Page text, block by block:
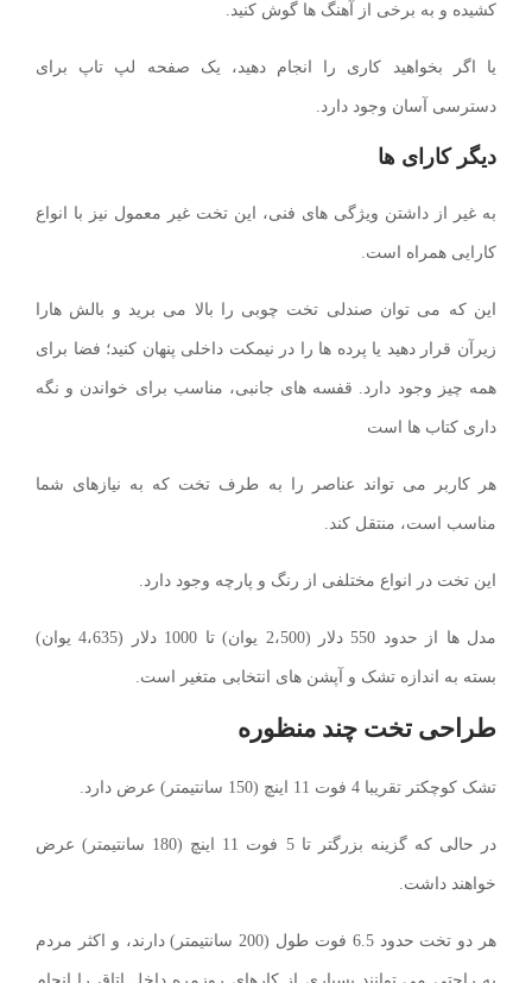
کشیده و به برخی از آهنگ ها گوش کنید.
یا اگر بخواهید کاری را انجام دهید، یک صفحه لپ تاپ برای
دسترسی آسان وجود دارد.
دیگر کارای ها
به غیر از داشتن ویژگی های فنی، این تخت غیر معمول نیز با انواع
کارایی همراه است.
این که می توان صندلی تخت چوبی را بالا می برید و بالش هارا
زیرآن قرار دهید یا پرده ها را در نیمکت داخلی پنهان کنید؛ فضا برای
همه چیز وجود دارد. قفسه های جانبی، مناسب برای خواندن و نگه
داری کتاب ها است
هر کاربر می تواند عناصر را به طرف تخت که به نیازهای شما
مناسب است، منتقل کند.
این تخت در انواع مختلفی از رنگ و پارچه وجود دارد.
مدل ها از حدود 550 دلار (2،500 یوان) تا 1000 دلار (4،635 یوان)
بسته به اندازه تشک و آپشن های انتخابی متغیر است.
طراحی تخت چند منظوره
تشک کوچکتر تقریبا 4 فوت 11 اینچ (150 سانتیمتر) عرض دارد.
در حالی که گزینه بزرگتر تا 5 فوت 11 اینچ (180 سانتیمتر) عرض
خواهند داشت.
هر دو تخت حدود 6.5 فوت طول (200 سانتیمتر) دارند، و اکثر مردم